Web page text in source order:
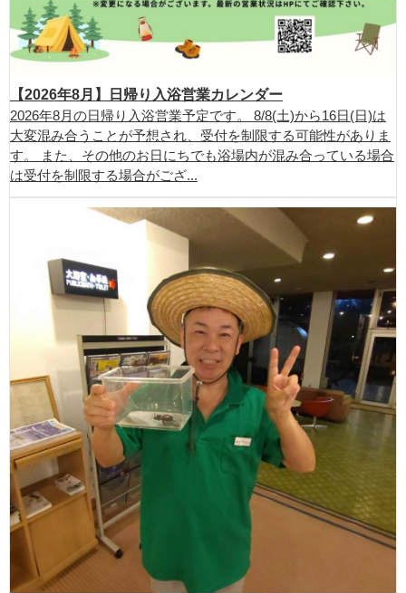
【2026年8月】日帰り入浴営業カレンダー
2026年8月の日帰り入浴営業予定です。 8/8(土)から16日(日)は
大変混み合うことが予想され、受付を制限する可能性がありま
す。 また、その他のお日にちでも浴場内が混み合っている場合
は受付を制限する場合がござ...